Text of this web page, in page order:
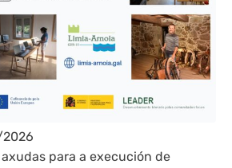
para a execución de